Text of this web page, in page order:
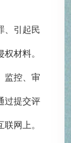
、引起民
材料。
监控、审
过提交评
网上。